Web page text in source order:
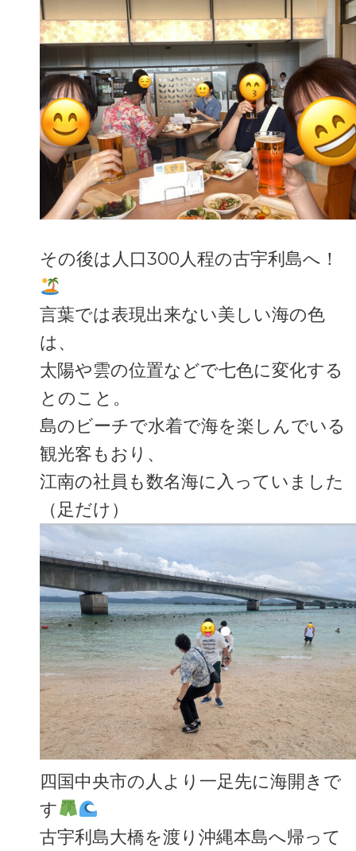
その後は人口300人程の古宇利島へ！
言葉では表現出来ない美しい海の色
は、
太陽や雲の位置などで七色に変化する
とのこと。
島のビーチで水着で海を楽しんでいる
観光客もおり、
江南の社員も数名海に入っていました
（足だけ）
四国中央市の人より一足先に海開きで
す
古宇利島大橋を渡り沖縄本島へ帰って